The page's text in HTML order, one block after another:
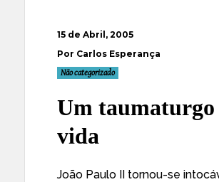
15 de Abril, 2005
Por Carlos Esperança
Não categorizado
Um taumaturgo
vida
João Paulo II tornou-se